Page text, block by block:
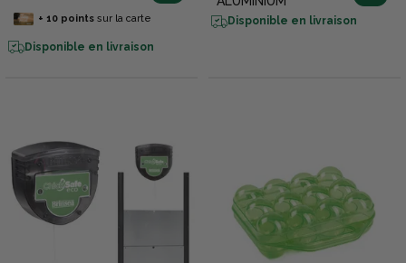
+ 10pointssur la carte
Disponible en livraison
Disponible en livraison